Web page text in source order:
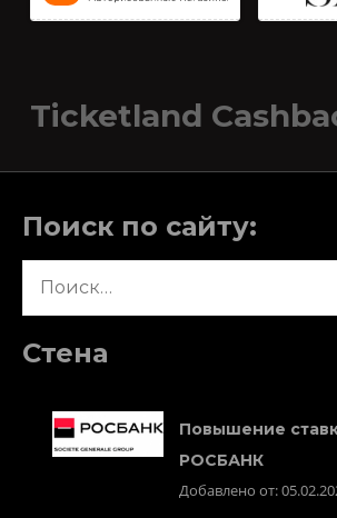
Ticketland
Поиск по сайту:
Стена
Повышение
РОСБАНК
Добавлено от: